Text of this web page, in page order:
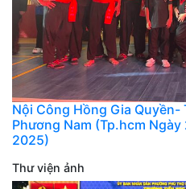
Nội Công Hồng Gia Quyền-
Phương Nam (Tp.hcm
2025)
Thư viện ảnh